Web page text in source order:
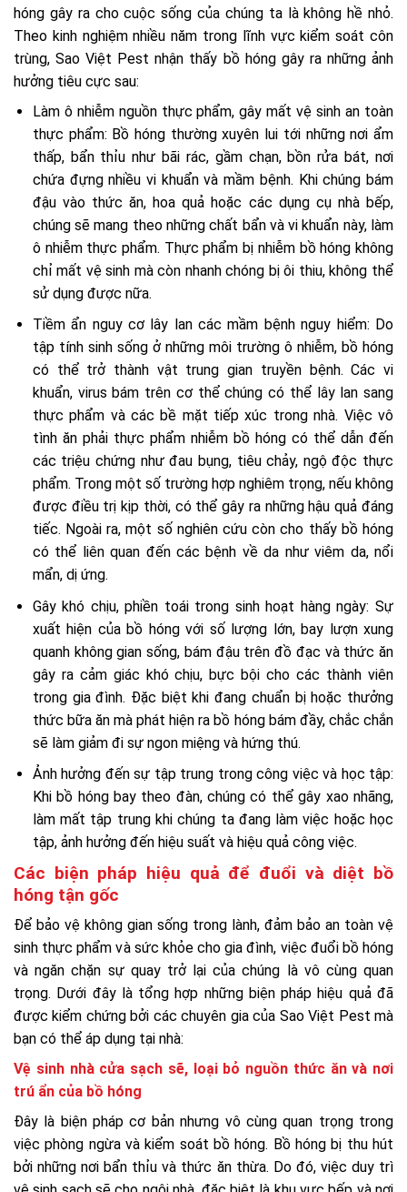
hóng gây ra cho cuộc sống của chúng ta là không hề nhỏ.
Theo kinh nghiệm nhiều năm trong lĩnh vực kiểm soát côn
trùng, Sao Việt Pest nhận thấy bồ hóng gây ra những ảnh
hưởng tiêu cực sau:
Làm ô nhiễm nguồn thực phẩm, gây mất vệ sinh an toàn
thực phẩm: Bồ hóng thường xuyên lui tới những nơi ẩm
thấp, bẩn thỉu như bãi rác, gầm chạn, bồn rửa bát, nơi
chứa đựng nhiều vi khuẩn và mầm bệnh. Khi chúng bám
đậu vào thức ăn, hoa quả hoặc các dụng cụ nhà bếp,
chúng sẽ mang theo những chất bẩn và vi khuẩn này, làm
ô nhiễm thực phẩm. Thực phẩm bị nhiễm bồ hóng không
chỉ mất vệ sinh mà còn nhanh chóng bị ôi thiu, không thể
sử dụng được nữa.
Tiềm ẩn nguy cơ lây lan các mầm bệnh nguy hiểm: Do
tập tính sinh sống ở những môi trường ô nhiễm, bồ hóng
có thể trở thành vật trung gian truyền bệnh. Các vi
khuẩn, virus bám trên cơ thể chúng có thể lây lan sang
thực phẩm và các bề mặt tiếp xúc trong nhà. Việc vô
tình ăn phải thực phẩm nhiễm bồ hóng có thể dẫn đến
các triệu chứng như đau bụng, tiêu chảy, ngộ độc thực
phẩm. Trong một số trường hợp nghiêm trọng, nếu không
được điều trị kịp thời, có thể gây ra những hậu quả đáng
tiếc. Ngoài ra, một số nghiên cứu còn cho thấy bồ hóng
có thể liên quan đến các bệnh về da như viêm da, nổi
mẩn, dị ứng.
Gây khó chịu, phiền toái trong sinh hoạt hàng ngày: Sự
xuất hiện của bồ hóng với số lượng lớn, bay lượn xung
quanh không gian sống, bám đậu trên đồ đạc và thức ăn
gây ra cảm giác khó chịu, bực bội cho các thành viên
trong gia đình. Đặc biệt khi đang chuẩn bị hoặc thưởng
thức bữa ăn mà phát hiện ra bồ hóng bám đầy, chắc chắn
sẽ làm giảm đi sự ngon miệng và hứng thú.
Ảnh hưởng đến sự tập trung trong công việc và học tập:
Khi bồ hóng bay theo đàn, chúng có thể gây xao nhãng,
làm mất tập trung khi chúng ta đang làm việc hoặc học
tập, ảnh hưởng đến hiệu suất và hiệu quả công việc.
Các biện pháp hiệu quả để đuổi và diệt bồ
hóng tận gốc
Để bảo vệ không gian sống trong lành, đảm bảo an toàn vệ
sinh thực phẩm và sức khỏe cho gia đình, việc đuổi bồ hóng
và ngăn chặn sự quay trở lại của chúng là vô cùng quan
trọng. Dưới đây là tổng hợp những biện pháp hiệu quả đã
được kiểm chứng bởi các chuyên gia của Sao Việt Pest mà
bạn có thể áp dụng tại nhà:
Vệ sinh nhà cửa sạch sẽ, loại bỏ nguồn thức ăn và nơi
trú ẩn của bồ hóng
Đây là biện pháp cơ bản nhưng vô cùng quan trọng trong
việc phòng ngừa và kiểm soát bồ hóng. Bồ hóng bị thu hút
bởi những nơi bẩn thỉu và thức ăn thừa. Do đó, việc duy trì